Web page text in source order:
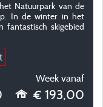
Natuurpark van de
In de winter in het
fantastisch skigebied
Week vanaf
€ 193,00